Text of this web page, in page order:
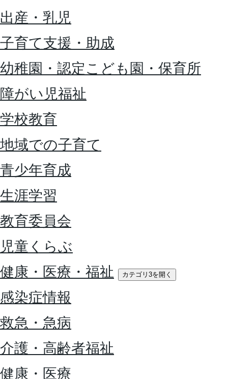
出産・乳児
子育て支援・助成
幼稚園・認定こども園・保育所
障がい児福祉
学校教育
地域での子育て
青少年育成
生涯学習
教育委員会
児童くらぶ
健康・医療・福祉
カテゴリ3を開く
感染症情報
救急・急病
介護・高齢者福祉
健康・医療